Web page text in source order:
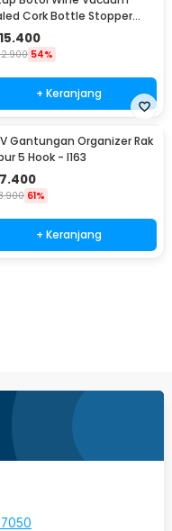
Cork Bottle Stopper
Steel - G94529
15.400
54%
+ Keranjang
Gantungan Organizer Rak
5 Hook - I163
7.400
61%
+ Keranjang